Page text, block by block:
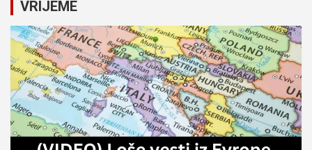
h
VRIJEME